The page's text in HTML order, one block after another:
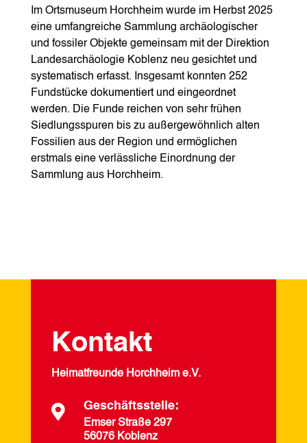
Im Ortsmuseum Horchheim wurde im Herbst 2025
eine umfangreiche Sammlung archäologischer
und fossiler Objekte gemeinsam mit der Direktion
Landesarchäologie Koblenz neu gesichtet und
systematisch erfasst. Insgesamt konnten 252
Fundstücke dokumentiert und eingeordnet
werden. Die Funde reichen von sehr frühen
Siedlungsspuren bis zu außergewöhnlich alten
Fossilien aus der Region und ermöglichen
erstmals eine verlässliche Einordnung der
Sammlung aus Horchheim.
Kontakt
Heimatfreunde Horchheim e.V.
 Geschäftsstelle:
Emser Straße 297
56076 Koblenz